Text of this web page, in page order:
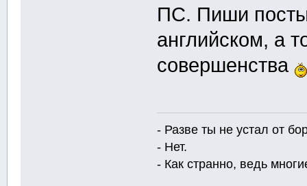
ПС. Пиши
английском, а
совершенства
- Разве ты не устал от
- Нет.
- Как странно, ведь